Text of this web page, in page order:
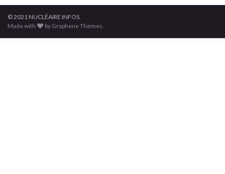
© 2021 NUCLÉAIRE INFOS.
Made with
by Graphene Themes.